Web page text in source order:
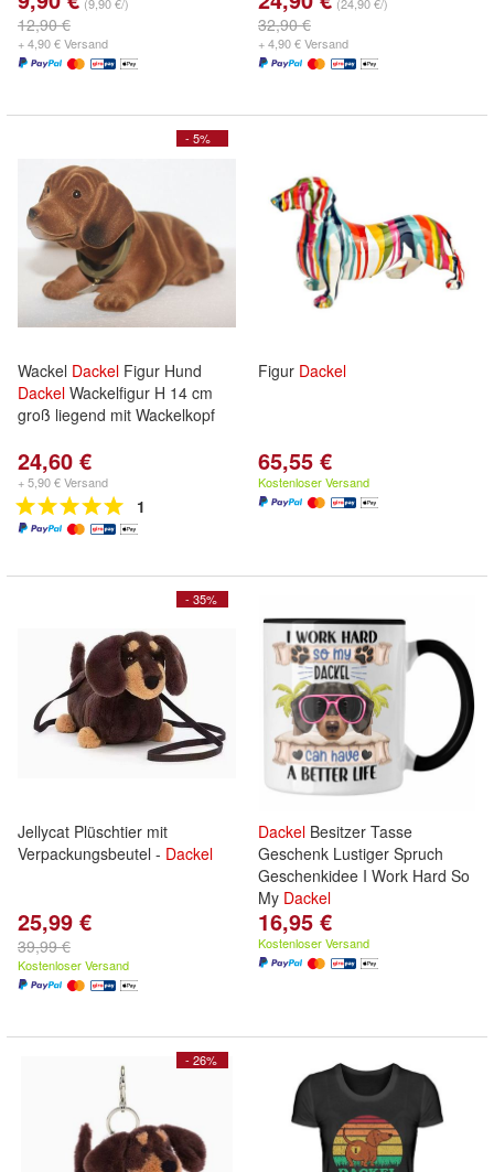
12,90 €
+ 4,90 € Versand
32,90 €
+ 4,90 € Versand
- 5%
Wackel Dackel Figur Hund
Dackel Wackelfigur H 14 cm
groß liegend mit Wackelkopf
24,60 €
+ 5,90 € Versand
1
Figur Dackel
65,55 €
Kostenloser Versand
- 35%
Jellycat Plüschtier mit
Verpackungsbeutel - Dackel
25,99 €
39,99 €
Kostenloser Versand
Dackel Besitzer Tasse
Geschenk Lustiger Spruch
Geschenkidee I Work Hard So
My Dackel
16,95 €
Kostenloser Versand
- 26%